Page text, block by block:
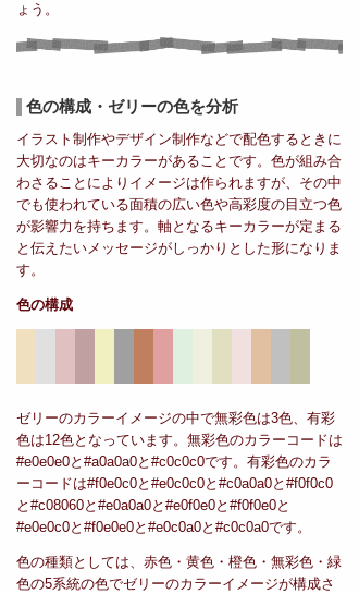
ょう。
色の構成・ゼリーの色を分析
イラスト制作やデザイン制作などで配色するときに
大切なのはキーカラーがあることです。色が組み合
わさることによりイメージは作られますが、その中
でも使われている面積の広い色や高彩度の目立つ色
が影響力を持ちます。軸となるキーカラーが定まる
と伝えたいメッセージがしっかりとした形になりま
す。
色の構成
ゼリーのカラーイメージの中で無彩色は3色、有彩
色は12色となっています。無彩色のカラーコードは
#e0e0e0と#a0a0a0と#c0c0c0です。有彩色のカラ
ーコードは#f0e0c0と#e0c0c0と#c0a0a0と#f0f0c0
と#c08060と#e0a0a0と#e0f0e0と#f0f0e0と
#e0e0c0と#f0e0e0と#e0c0a0と#c0c0a0です。
色の種類としては、赤色・黄色・橙色・無彩色・緑
色の5系統の色でゼリーのカラーイメージが構成さ